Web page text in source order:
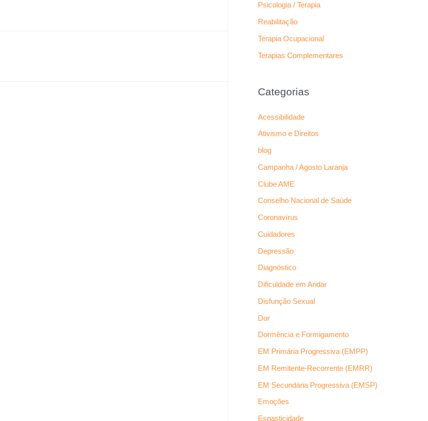
Psicologia / Terapia
Reabilitação
Terapia Ocupacional
Terapias Complementares
Categorias
Acessibilidade
Ativismo e Direitos
blog
Campanha / Agosto Laranja
Clube AME
Conselho Nacional de Saúde
Coronavírus
Cuidadores
Depressão
Diagnóstico
Dificuldade em Andar
Disfunção Sexual
Dor
Dormência e Formigamento
EM Primária Progressiva (EMPP)
EM Remitente-Recorrente (EMRR)
EM Secundária Progressiva (EMSP)
Emoções
Espasticidade